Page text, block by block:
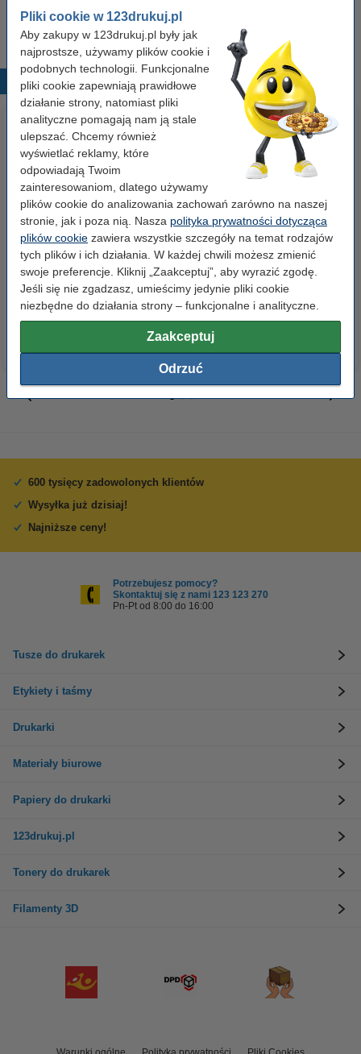
Pliki cookie w 123drukuj.pl
Aby zakupy w 123drukuj.pl były jak
najprostsze, używamy plików cookie i
podobnych technologii. Funkcjonalne
pliki cookie zapewniają prawidłowe
działanie strony, natomiast pliki
analityczne pomagają nam ją stale
ulepszać. Chcemy również
wyświetlać reklamy, które
odpowiadają Twoim
zainteresowaniom, dlatego używamy
plików cookie do analizowania zachowań zarówno na naszej
stronie, jak i poza nią. Nasza polityka prywatności dotycząca
plików cookie zawiera wszystkie szczegóły na temat rodzajów
tych plików i ich działania. W każdej chwili możesz zmienić
swoje preferencje. Kliknij „Zaakceptuj”, aby wyrazić zgodę.
Jeśli się nie zgadzasz, umieścimy jedynie pliki cookie
niezbędne do działania strony – funkcjonalne i analityczne.
Zaakceptuj
Odrzuć
8,90 zł
Popularne produkty
Segregator A4 plastikowy
niebieski 80 mm, 123drukuj
9,90 zł z VAT
Baterie AAA LR03 123drukuj
Xtreme Power MN2400, 24
sztuki
35,00 zł z VAT
600 tysięcy zadowolonych klientów
Wysyłka już dzisiaj!
Najniższe ceny!
Potrzebujesz pomocy?
Skontaktuj się z nami 123 123 270
Pn-Pt od 8:00 do 16:00
Tusze do drukarek
Etykiety i taśmy
Drukarki
Materiały biurowe
Papiery do drukarki
123drukuj.pl
Tonery do drukarek
Filamenty 3D